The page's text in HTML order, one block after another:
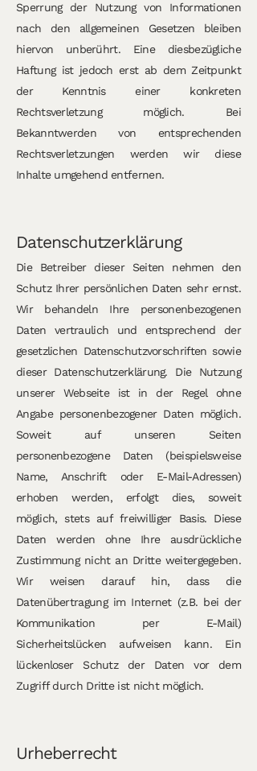
Sperrung der Nutzung von Informationen
nach den allgemeinen Gesetzen bleiben
hiervon unberührt. Eine diesbezügliche
Haftung ist jedoch erst ab dem Zeitpunkt
der Kenntnis einer konkreten
Rechtsverletzung möglich. Bei
Bekanntwerden von entsprechenden
Rechtsverletzungen werden wir diese
Inhalte umgehend entfernen.
Datenschutzerklärung
Die Betreiber dieser Seiten nehmen den
Schutz Ihrer persönlichen Daten sehr ernst.
Wir behandeln Ihre personenbezogenen
Daten vertraulich und entsprechend der
gesetzlichen Datenschutzvorschriften sowie
dieser Datenschutzerklärung. Die Nutzung
unserer Webseite ist in der Regel ohne
Angabe personenbezogener Daten möglich.
Soweit auf unseren Seiten
personenbezogene Daten (beispielsweise
Name, Anschrift oder E-Mail-Adressen)
erhoben werden, erfolgt dies, soweit
möglich, stets auf freiwilliger Basis. Diese
Daten werden ohne Ihre ausdrückliche
Zustimmung nicht an Dritte weitergegeben.
Wir weisen darauf hin, dass die
Datenübertragung im Internet (z.B. bei der
Kommunikation per E-Mail)
Sicherheitslücken aufweisen kann. Ein
lückenloser Schutz der Daten vor dem
Zugriff durch Dritte ist nicht möglich.
Urheberrecht